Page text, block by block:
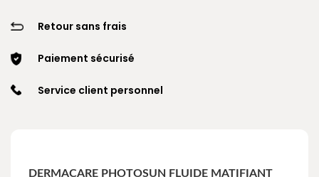
Retour sans frais
Paiement sécurisé
Service client personnel
DERMACARE PHOTOSUN FLUIDE MATIFIANT